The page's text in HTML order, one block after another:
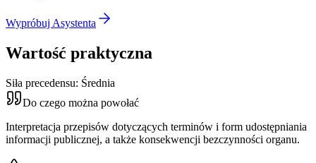
Wypróbuj Asystenta
Wartość praktyczna
Siła precedensu: Średnia
Do czego można powołać
Interpretacja przepisów dotyczących terminów i form udostępniania
informacji publicznej, a także konsekwencji bezczynności organu.